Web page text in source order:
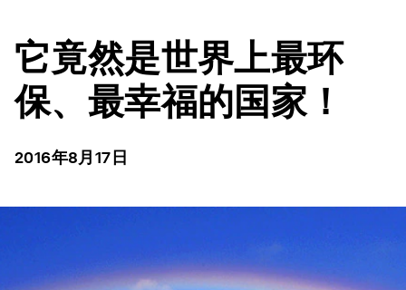
它竟然是世界上最环
保、最幸福的国家！
2016年8月17日